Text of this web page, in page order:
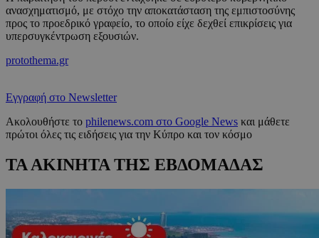
ανασχηματισμό, με στόχο την αποκατάσταση της εμπιστοσύνης
προς το προεδρικό γραφείο, το οποίο είχε δεχθεί επικρίσεις για
υπερσυγκέντρωση εξουσιών.
protothema.gr
Εγγραφή στο Newsletter
Ακολουθήστε το philenews.com στο Google News και μάθετε
πρώτοι όλες τις ειδήσεις για την Κύπρο και τον κόσμο
ΤΑ ΑΚΙΝΗΤΑ ΤΗΣ ΕΒΔΟΜΑΔΑΣ